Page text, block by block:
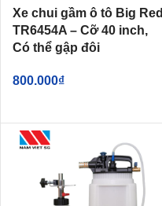
Xe chui gầm ô tô Big Red
TR6454A – Cỡ 40 inch,
Có thể gập đôi
800.000₫